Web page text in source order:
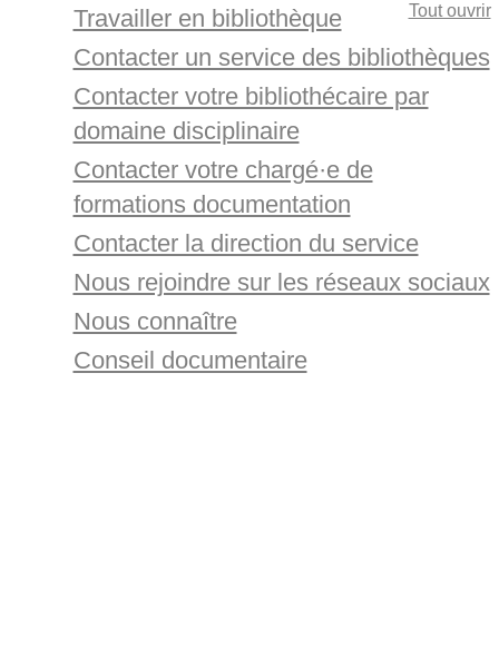
Tout ouvrir
Travailler en bibliothèque
Contacter un service des bibliothèques
Contacter votre bibliothécaire par
domaine disciplinaire
Contacter votre chargé·e de
formations documentation
Contacter la direction du service
Nous rejoindre sur les réseaux sociaux
Nous connaître
Conseil documentaire